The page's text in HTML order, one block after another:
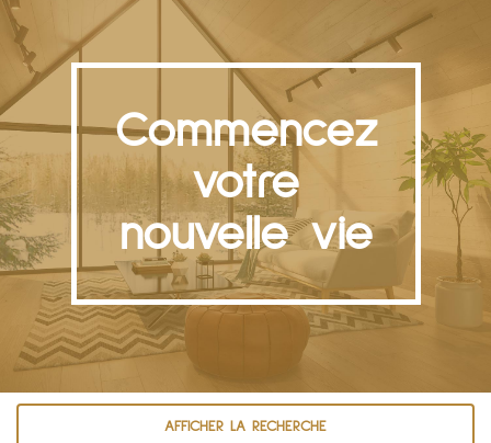
Commencez
votre
nouvelle vie
AFFICHER LA RECHERCHE